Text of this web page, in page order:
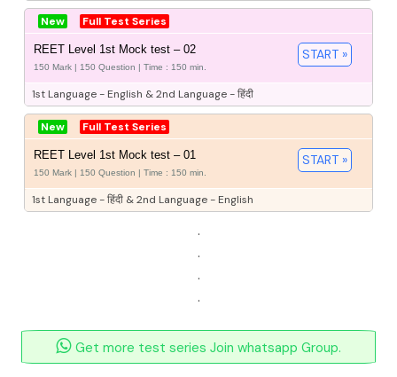
New Full Test Series
REET Level 1st Mock test – 02
150 Mark | 150 Question | Time : 150 min.
START »
1st Language - English & 2nd Language - हिंदी
New Full Test Series
REET Level 1st Mock test – 01
150 Mark | 150 Question | Time : 150 min.
START »
1st Language - हिंदी & 2nd Language - English
.
.
.
.
Get more test series Join whatsapp Group.